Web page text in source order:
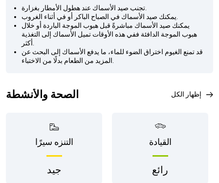
تجنب صيد الأسماك عند هطول الأمطار بغزارة.
يمكنك صيد الأسماك في الصباح الباكر أو في أثناء الغروب.
يمكنك صيد الأسماك مباشرةً قبل هبوب الموجة الباردة أو خلال
هبوب الموجة الدافئة ففي هذه الأوقات تميل الأسماك إلى التغذية
أكثر.
قد تمنع الغيوم اختراق الضوء للماء، ما يدفع الأسماك إلى البحث عن
المزيد من الطعام بدلًا من الاختباء.
الصحة والأنشطة إظهار الكل
التنزه سيرًا
جيد
القيادة
رائع